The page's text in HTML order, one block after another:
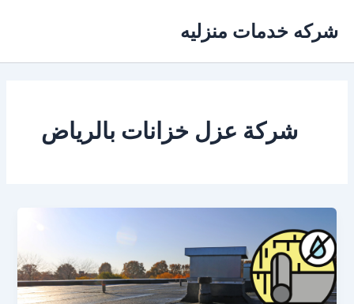
المحتوى
شركه خدمات منزليه
شركة عزل خزانات بالرياض